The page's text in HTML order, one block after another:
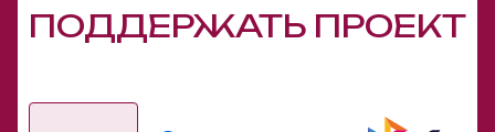
ПОДДЕРЖАТЬ ПРОЕКТ